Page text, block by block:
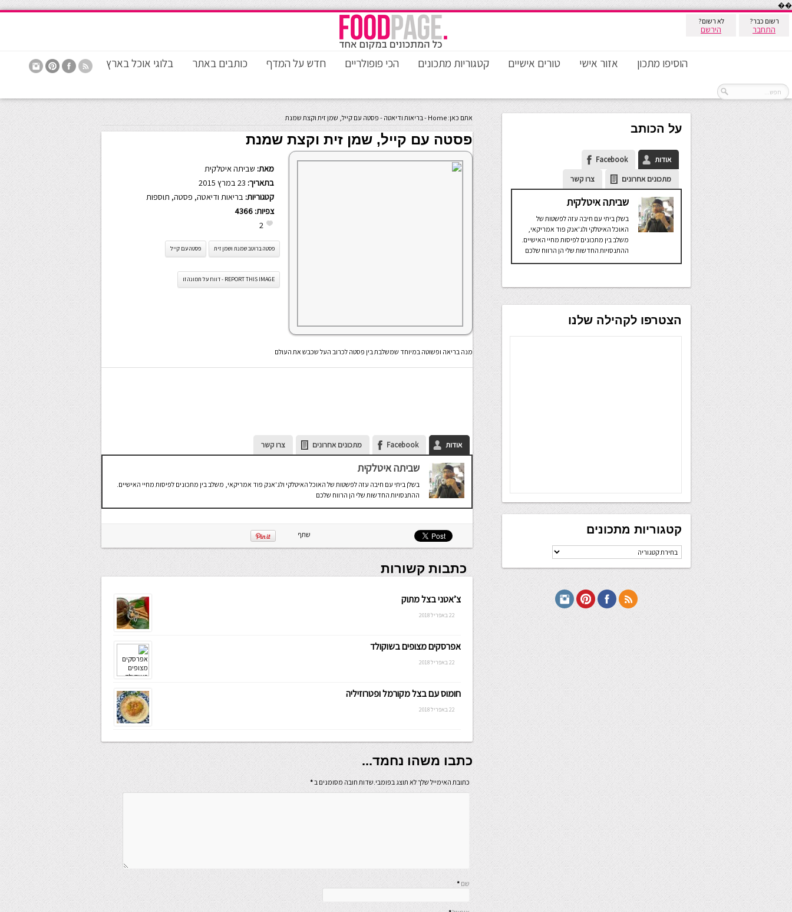
��
רשום כבר?
התחבר
לא רשום?
הירשם
הוסיפו מתכון אזור אישי טורים אישיים קטגוריות מתכונים הכי פופולריים חדש על המדף כותבים באתר בלוגי אוכל בארץ
אתם כאן: Home
-בריאות ודיאטה - פסטה עם קייל, שמן זית וקצת שמנת
פסטה עם קייל, שמן זית וקצת שמנת
מאת: שביתה איטלקית
בתאריך:
קטגוריות: בריאות ודיאטה, פסטה, תוספות
צפיות: 4366
2
פסטה ברוטב שמנת ושמן זית פסטה עם קייל
REPORT THIS IMAGE - דווח על תמונה זו
מנה בריאה ופשוטה במיוחד שמשלבת בין פסטה לכרוב העל שכבש את העולם
אודות Facebook מתכונים אחרונים צרו קשר
שביתה איטלקית
בשלן ביתי עם חיבה עזה לפשטות של האוכל האיטלקי ולג'אנק פוד אמריקאי, משלב בין מתכונים לפיסות מחיי האישיים.
ההתנסויות החדשות שלי הן הרווח שלכם
שתף
כתבות קשורות
צ’אטני בצל מתוק
22 באפריל 2018
אפרסקים מצופים בשוקולד
22 באפריל 2018
חומוס עם בצל מקורמל ופטרוזיליה
22 באפריל 2018
כתבו משהו נחמד...
כתובת האימייל שלך לא תוצג בפומבי.שדות חובה מסומנים ב*
שם *
על הכותב
אודות
Facebook
מתכונים אחרונים
צרו קשר
שביתה איטלקית
בשלן ביתי עם חיבה עזה לפשטות של
האוכל האיטלקי ולג'אנק פוד אמריקאי,
משלב בין מתכונים לפיסות מחיי האישיים.
ההתנסויות החדשות שלי הן הרווח שלכם
הצטרפו לקהילה שלנו
קטגוריות מתכונים
קטגוריות
מתכונים